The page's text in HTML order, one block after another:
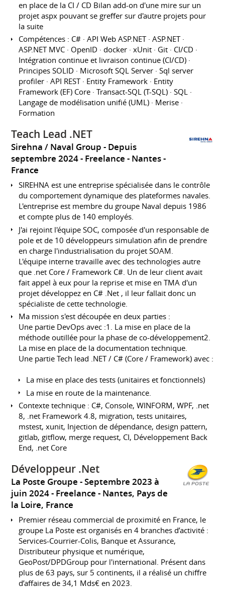
en place de la CI / CD Bilan add-on d'une mire sur un
projet aspx pouvant se greffer sur d'autre projets pour
la suite
Compétences : C# · API Web ASP.NET · ASP.NET ·
ASP.NET MVC · OpenID · docker · xUnit · Git · CI/CD ·
Intégration continue et livraison continue (CI/CD) ·
Principes SOLID · Microsoft SQL Server · Sql server
profiler · API REST · Entity Framework · Entity
Framework (EF) Core · Transact-SQL (T-SQL) · SQL ·
Langage de modélisation unifié (UML) · Merise ·
Formation
Teach Lead .NET
Sirehna / Naval Group
Depuis
septembre 2024 Freelance
Nantes
France
SIREHNA est une entreprise spécialisée dans le contrôle
du comportement dynamique des plateformes navales.
L'entreprise est membre du groupe Naval depuis 1986
et compte plus de 140 employés.
J'ai rejoint l'équipe SOC, composée d'un responsable de
pole et de 10 développeurs simulation afin de prendre
en charge l'industrialisation du projet SOAM.
L'équipe interne travaille avec des technologies autre
que .net Core / Framework C#. Un de leur client avait
fait appel à eux pour la reprise et mise en TMA d'un
projet développez en C# .Net , il leur fallait donc un
spécialiste de cette technologie.
Ma mission s'est découpée en deux parties :
Une partie DevOps avec :1. La mise en place de la
méthode outillée pour la phase de co-développement2.
La mise en place de la documentation technique.
Une partie Tech lead .NET / C# (Core / Framework) avec :
La mise en place des tests (unitaires et fonctionnels)
La mise en route de la maintenance.
Contexte technique : C#, Console, WINFORM, WPF, .net
8, .net Framework 4.8, migration, tests unitaires,
mstest, xunit, Injection de dépendance, design pattern,
gitlab, gitflow, merge request, CI, Développement Back
End, .net Core
Développeur .Net
La Poste Groupe
Septembre 2023 à
juin 2024 Freelance
Nantes, Pays de
la Loire, France
Premier réseau commercial de proximité en France, le
groupe La Poste est organisés en 4 branches d’activité :
Services-Courrier-Colis, Banque et Assurance,
Distributeur physique et numérique,
GeoPost/DPDGroup pour l'international. Présent dans
plus de 63 pays, sur 5 continents, il a réalisé un chiffre
d’affaires de 34,1 Mds€ en 2023.